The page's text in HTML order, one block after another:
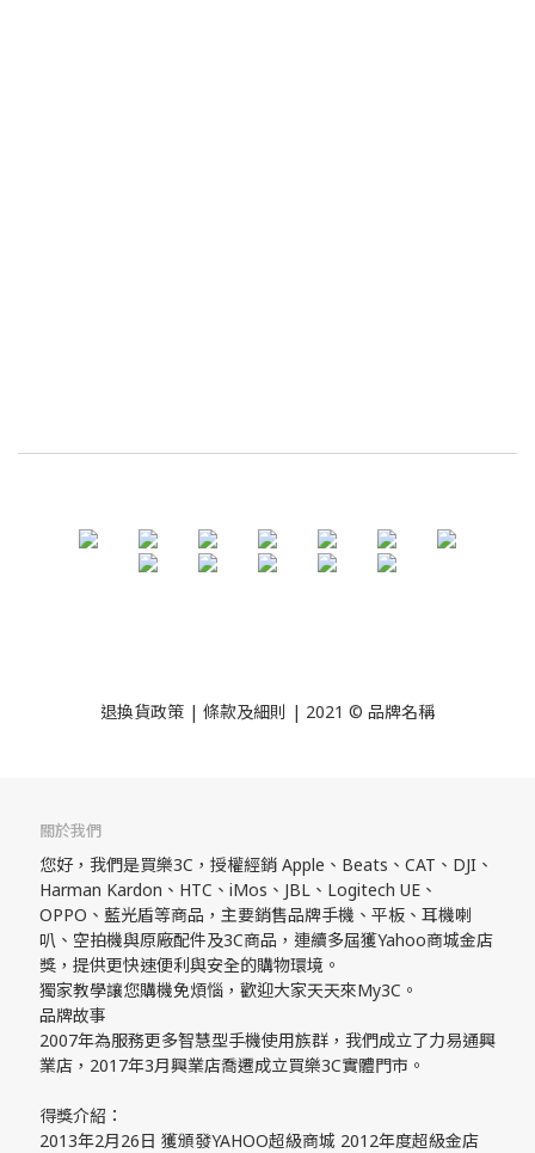
退換貨政策 | 條款及細則 | 2021 © 品牌名稱
關於我們
您好，我們是買樂3C，授權經銷 Apple、Beats、CAT、DJI、
Harman Kardon、HTC、iMos、JBL、Logitech UE、
OPPO、藍光盾等商品，主要銷售品牌手機、平板、耳機喇
叭、空拍機與原廠配件及3C商品，連續多屆獲Yahoo商城金店
獎，提供更快速便利與安全的購物環境。
獨家教學讓您購機免煩惱，歡迎大家天天來My3C。
品牌故事
2007年為服務更多智慧型手機使用族群，我們成立了力易通興
業店，2017年3月興業店喬遷成立買樂3C實體門市。
得獎介紹：
2013年2月26日 獲頒發YAHOO超級商城 2012年度超級金店